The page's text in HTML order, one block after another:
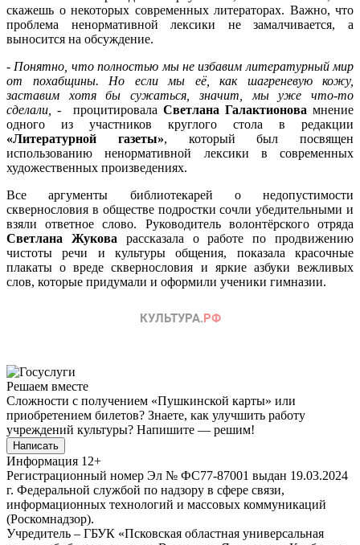
скажешь о некоторых современных литераторах. Важно, что
проблема ненормативной лексики не замалчивается, а
выносится на обсуждение.
- Понятно, что полностью мы не избавим литературный мир
от похабщины. Но если мы её, как шагреневую кожу,
заставим хотя бы сужаться, значит, мы уже что-то
сделали, - процитировала Светлана Галактионова мнение
одного из участников круглого стола в редакции
«Литературной газеты», который был посвящен
использованию ненормативной лексики в современных
художественных произведениях.
Все аргументы библиотекарей о недопустимости
сквернословия в обществе подростки сочли убедительными и
взяли ответное слово. Руководитель волонтёрского отряда
Светлана Жукова рассказала о работе по продвижению
чистоты речи и культуры общения, показала красочные
плакаты о вреде сквернословия и яркие азбуки вежливых
слов, которые придумали и оформили ученики гимназии.
Решаем вместе
Сложности с получением «Пушкинской карты» или
приобретением билетов? Знаете, как улучшить работу
учреждений культуры? Напишите — решим!
Написать
Информация 12+
Регистрационный номер Эл № ФС77-87001 выдан 19.03.2024
г. Федеральной службой по надзору в сфере связи,
информационных технологий и массовых коммуникаций
(Роскомнадзор).
Учредитель – ГБУК «Псковская областная универсальная